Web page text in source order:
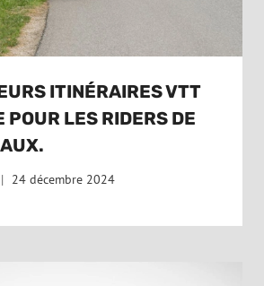
ITINÉRAIRES VTT
POUR LES RIDERS DE
24 décembre 2024